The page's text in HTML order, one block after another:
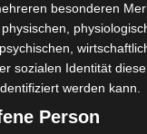
Population in
Begegnung“ in
besonderen
sozialen Identität
werden kann.
Person